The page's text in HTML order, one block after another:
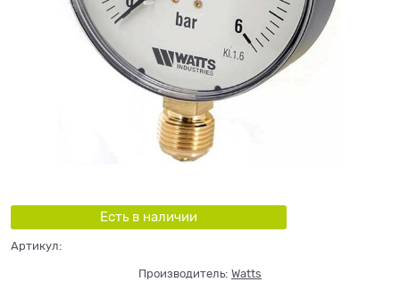
Есть в наличии
Артикул:
Производитель: Watts